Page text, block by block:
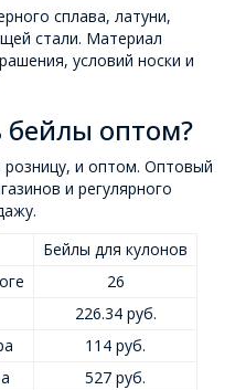
сплава, латуни,
стали. Материал
условий носки и
бейлы оптом?
и оптом. Оптовый
и регулярного
Бейлы для кулонов
26
226.34 руб.
114 руб.
527 руб.